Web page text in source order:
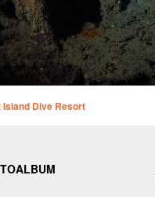
Island Dive Resort